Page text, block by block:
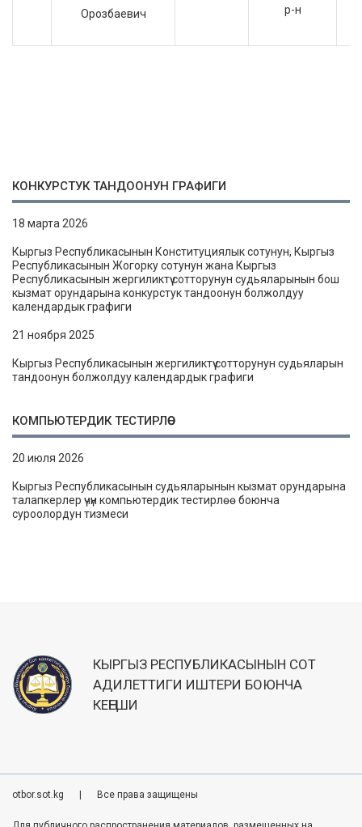
Орозбаевич
р-н
КОНКУРСТУК ТАНДООНУН ГРАФИГИ
18 марта 2026
Кыргыз Республикасынын Конституциялык сотунун, Кыргыз
Республикасынын Жогорку сотунун жана Кыргыз
Республикасынын жергиликтүү сотторунун судьяларынын бош
кызмат орундарына конкурстук тандоонун болжолдуу
календардык графиги
21 ноября 2025
Кыргыз Республикасынын жергиликтүү сотторунун судьяларын
тандоонун болжолдуу календардык графиги
КОМПЬЮТЕРДИК ТЕСТИРЛӨӨ
20 июля 2026
Кыргыз Республикасынын судьяларынын кызмат орундарына
талапкерлер үчүн компьютердик тестирлөө боюнча
суроолордун тизмеси
КЫРГЫЗ РЕСПУБЛИКАСЫНЫН СОТ
АДИЛЕТТИГИ ИШТЕРИ БОЮНЧА
КЕҢЕШИ
otbor.sot.kg Все права защищены